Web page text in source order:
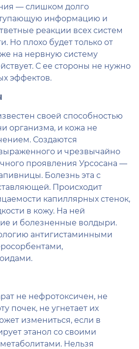
— слишком долго
информацию и
реакции всех систем
Но плохо будет только от
на нервную систему
С ее стороны не нужно
эффектов.
своей способностью
организма, и кожа не
Создаются
и чрезвычайно
проявления Урсосана —
Болезнь эта с
Происходит
капиллярных стенок,
в кожу. На ней
и болезненные волдыри.
антигистаминными
не нефротоксичен, не
почек, не угнетает их
измениться, если в
этанол со своими
Нельзя